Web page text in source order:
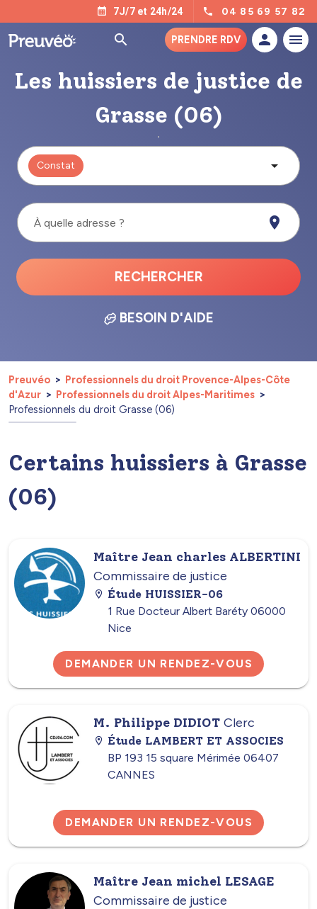
7J/7 et 24h/24 04 85 69 57 82
PRENDRE RDV
Les huissiers de justice de
Grasse (06)
Constat
À quelle adresse ?
RECHERCHER
BESOIN D'AIDE
Preuvéo
Professionnels du droit Provence-Alpes-Côte
d'Azur
Professionnels du droit Alpes-Maritimes
Professionnels du droit Grasse (06)
Certains huissiers à Grasse
(06)
Maître Jean charles ALBERTINI
Commissaire de justice
Étude HUISSIER-06
1 Rue Docteur Albert Baréty 06000
Nice
DEMANDER UN RENDEZ-VOUS
M. Philippe DIDIOT Clerc
Étude LAMBERT ET ASSOCIES
BP 193 15 square Mérimée 06407
CANNES
DEMANDER UN RENDEZ-VOUS
Maître Jean michel LESAGE
Commissaire de justice